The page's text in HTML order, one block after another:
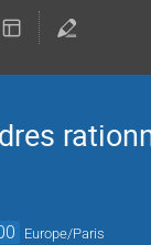
Europe/Paris